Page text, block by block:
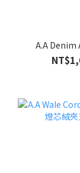
A.A Denim